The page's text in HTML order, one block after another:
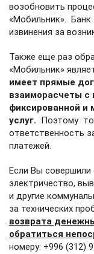
возобновить
«Мобильник». Банк
извинения за
Также еще раз
«Мобильник»
имеет прямые
взаиморасчеты с
фиксированной и
услуг. Поэтому
ответственность
платежей.
Если Вы совершили
электричество,
и другие
за технических
возврата
обратиться
номеру: +996 (312)